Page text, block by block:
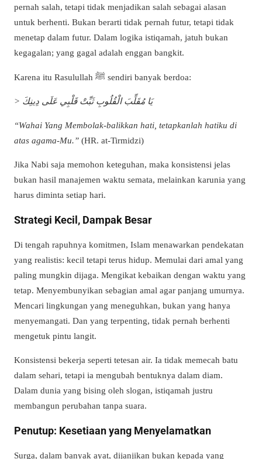
pernah salah, tetapi tidak menjadikan salah sebagai alasan
untuk berhenti. Bukan berarti tidak pernah futur, tetapi tidak
menetap dalam futur. Dalam logika istiqamah, jatuh bukan
kegagalan; yang gagal adalah enggan bangkit.
Karena itu Rasulullah ﷺ sendiri banyak berdoa:
> يَا مُقَلِّبَ الْقُلُوبِ ثَبِّتْ قَلْبِي عَلَى دِينِكَ
“Wahai Yang Membolak-balikkan hati, tetapkanlah hatiku di
atas agama-Mu.” (HR. at-Tirmidzi)
Jika Nabi saja memohon keteguhan, maka konsistensi jelas
bukan hasil manajemen waktu semata, melainkan karunia yang
harus diminta setiap hari.
Strategi Kecil, Dampak Besar
Di tengah rapuhnya komitmen, Islam menawarkan pendekatan
yang realistis: kecil tetapi terus hidup. Memulai dari amal yang
paling mungkin dijaga. Mengikat kebaikan dengan waktu yang
tetap. Menyembunyikan sebagian amal agar panjang umurnya.
Mencari lingkungan yang meneguhkan, bukan yang hanya
menyemangati. Dan yang terpenting, tidak pernah berhenti
mengetuk pintu langit.
Konsistensi bekerja seperti tetesan air. Ia tidak memecah batu
dalam sehari, tetapi ia mengubah bentuknya dalam diam.
Dalam dunia yang bising oleh slogan, istiqamah justru
membangun perubahan tanpa suara.
Penutup: Kesetiaan yang Menyelamatkan
Surga, dalam banyak ayat, dijanjikan bukan kepada yang